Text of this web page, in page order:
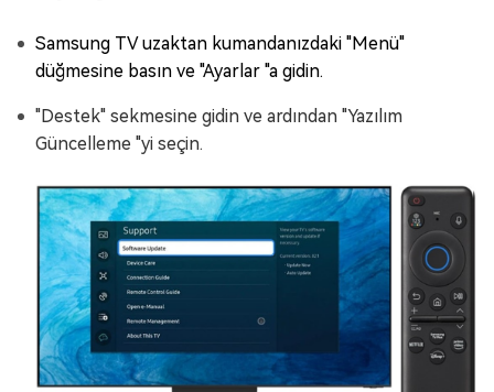
Samsung TV uzaktan kumandanızdaki "Menü"
düğmesine basın ve "Ayarlar "a gidin.
"Destek" sekmesine gidin ve ardından "Yazılım
Güncelleme "yi seçin.